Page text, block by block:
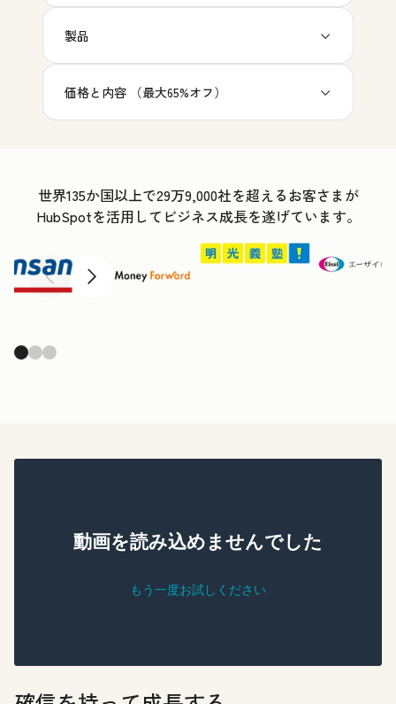
製品
価格と内容 （最大65%オフ）
世界135か国以上で29万9,000社を超えるお客さまが
HubSpotを活用してビジネス成長を遂げています。
前へ 次へ